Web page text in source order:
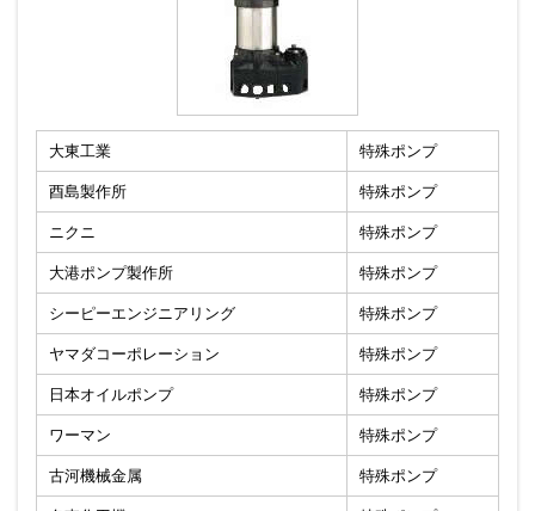
大東工業 特殊ポンプ
酉島製作所 特殊ポンプ
ニクニ 特殊ポンプ
大港ポンプ製作所 特殊ポンプ
シーピーエンジニアリング 特殊ポンプ
ヤマダコーポレーション 特殊ポンプ
日本オイルポンプ 特殊ポンプ
ワーマン 特殊ポンプ
古河機械金属 特殊ポンプ